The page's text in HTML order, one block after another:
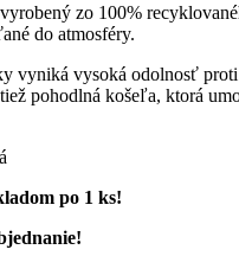
zo 100%
do atmosféry.
vyniká vysoká odolnosť
pohodlná košeľa, ktorá
po 1 ks!